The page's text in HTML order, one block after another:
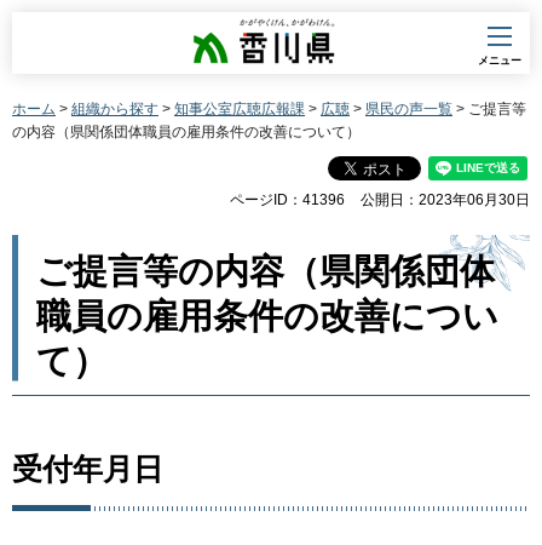
香川県
メニュー
ホーム > 組織から探す > 知事公室広聴広報課 > 広聴 > 県民の声一覧 > ご提言等
の内容（県関係団体職員の雇用条件の改善について）
ページID：41396 公開日：2023年06月30日
ご提言等の内容（県関係団体
職員の雇用条件の改善につい
て）
受付年月日